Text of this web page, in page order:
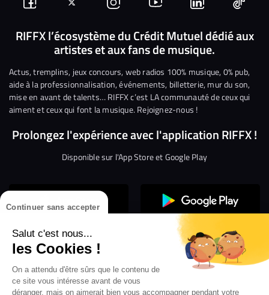
Continuer sans accepter
Salut c'est nous...
les Cookies !
On a attendu d'être sûrs que le contenu de
ce site vous intéresse avant de vous
déranger, mais on aimerait bien vous accompagner pendant votre
Suivez-
nous
Facebook
Suivez-
nous
sur
Twitter
Nous
rejoindre
sur
Instagram
Nous
rejoindre
sur
YouTube
Nous
rejoindre
sur
Linkedin
Nous
RIFFX l’écosystème du Crédit Mutuel dédié aux
artistes et aux fans de musique.
Actus, tremplins, jeux concours, web radios 100% musique, 0% pub,
aide à la professionnalisation, événements, billetterie, mur du son,
mise en avant de talents… RIFFX c’est LA communauté de ceux qui
aiment et ceux qui font la musique. Rejoignez-nous !
Prolongez l'expérience avec l'application RIFFX !
Disponible sur l'App Store et Google Play
Confidentialité
Gestion des cookies
Conditions générales d’utilisation
Mentions légales